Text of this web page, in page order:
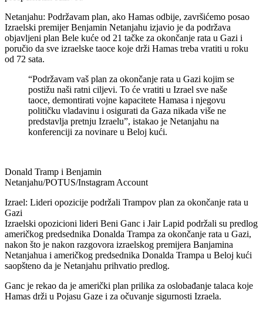
Netanjahu: Podržavam plan, ako Hamas odbije, završićemo posao
Izraelski premijer Benjamin Netanjahu izjavio je da podržava
objavljeni plan Bele kuće od 21 tačke za okončanje rata u Gazi i
poručio da sve izraelske taoce koje drži Hamas treba vratiti u roku
od 72 sata.
“Podržavam vaš plan za okončanje rata u Gazi kojim se
postižu naši ratni ciljevi. To će vratiti u Izrael sve naše
taoce, demontirati vojne kapacitete Hamasa i njegovu
političku vladavinu i osigurati da Gaza nikada više ne
predstavlja pretnju Izraelu”, istakao je Netanjahu na
konferenciji za novinare u Beloj kući.
Donald Tramp i Benjamin
Netanjahu/POTUS/Instagram Account
Izrael: Lideri opozicije podržali Trampov plan za okončanje rata u
Gazi
Izraelski opozicioni lideri Beni Ganc i Jair Lapid podržali su predlog
američkog predsednika Donalda Trampa za okončanje rata u Gazi,
nakon što je nakon razgovora izraelskog premijera Banjamina
Netanjahua i američkog predsednika Donalda Trampa u Beloj kući
saopšteno da je Netanjahu prihvatio predlog.
Ganc je rekao da je američki plan prilika za oslobađanje talaca koje
Hamas drži u Pojasu Gaze i za očuvanje sigurnosti Izraela.